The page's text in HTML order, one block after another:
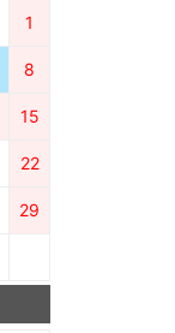
1
8
15
22
29